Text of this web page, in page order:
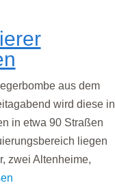
aus dem
wird diese in
in etwa 90 Straßen
liegen
zwei Altenheime,